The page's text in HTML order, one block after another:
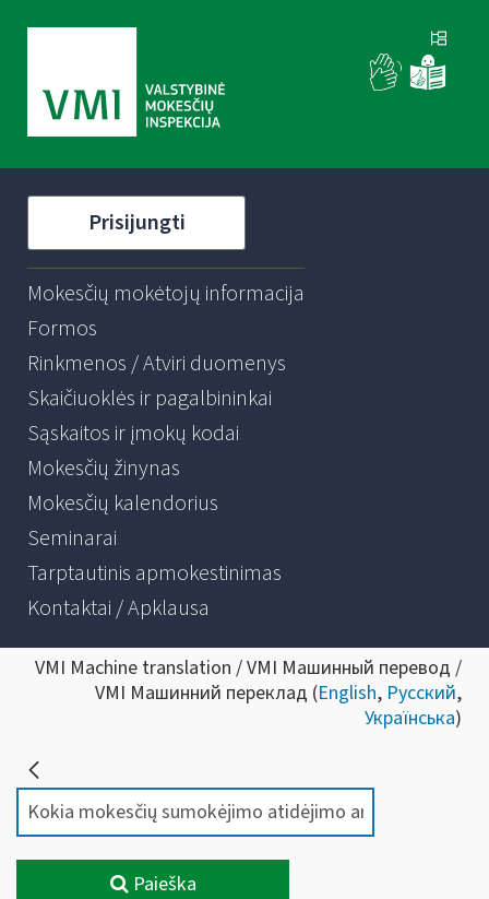
Prisijungti
Mokesčių mokėtojų informacija
Formos
Rinkmenos / Atviri duomenys
Skaičiuoklės ir pagalbininkai
Sąskaitos ir įmokų kodai
Mokesčių žinynas
Mokesčių kalendorius
Seminarai
Tarptautinis apmokestinimas
Kontaktai / Apklausa
VMI Machine translation / VMI Машинный перевод /
VMI Машинний переклад (English, Русский,
Українська)
Paieška